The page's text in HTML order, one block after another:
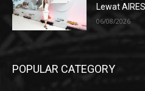
Lewat
06/08/2026
POPULAR CATEGORY